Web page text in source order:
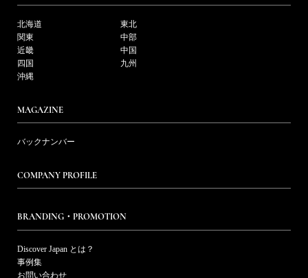
北海道
東北
関東
中部
近畿
中国
四国
九州
沖縄
MAGAZINE
バックナンバー
COMPANY PROFILE
BRANDING・PROMOTION
Discover Japan とは？
事例集
お問い合わせ